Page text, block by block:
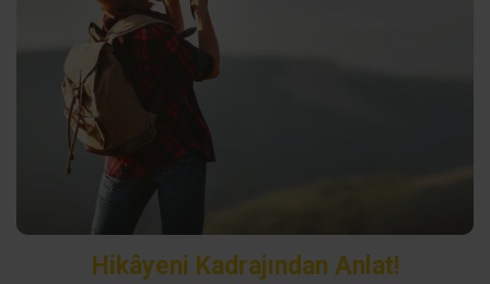
Hikâyeni Kadrajından Anlat!